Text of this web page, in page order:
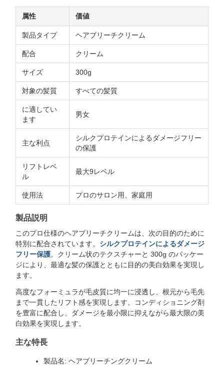
属性 価値
製品タイプ ヘアブリーチクリーム
配合 クリーム
サイズ 300g
対象の髪質 すべての髪質
に適してい
ます
男女
主な利点
シルクプロテインによるダメージフリー
の保護
リフトレベ
ル
最大9レベル
使用法 プロのサロン用、家庭用
製品説明
このプロ仕様のヘアブリーチクリームは、次の目的のために
特別に配合されています。 シルクプロテインによるダメージ
フリー保護。クリーム状のテクスチャーと 300g のパッケー
ジにより、最適な髪の保護とともに目的の美白効果を実現し
ます。
高度なフォーミュラが毛皮質に均一に浸透し、根元から毛先
まで一貫したリフト感を実現します。コンディショニング剤
を豊富に配合し、ダメージを最小限に抑えながら最大限の美
白効果を実現します。
主な特長
製品名: ヘアブリーチングクリーム